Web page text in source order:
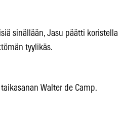
sinällään, Jasu päätti koristella
tyylikäs.
Walter de Camp.